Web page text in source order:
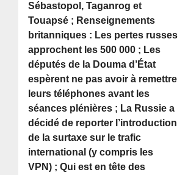
Sébastopol, Taganrog et
Touapsé ; Renseignements
britanniques : Les pertes russes
approchent les 500 000 ; Les
députés de la Douma d’État
espèrent ne pas avoir à remettre
leurs téléphones avant les
séances plénières ; La Russie a
décidé de reporter l’introduction
de la surtaxe sur le trafic
international (y compris les
VPN) ; Qui est en tête des